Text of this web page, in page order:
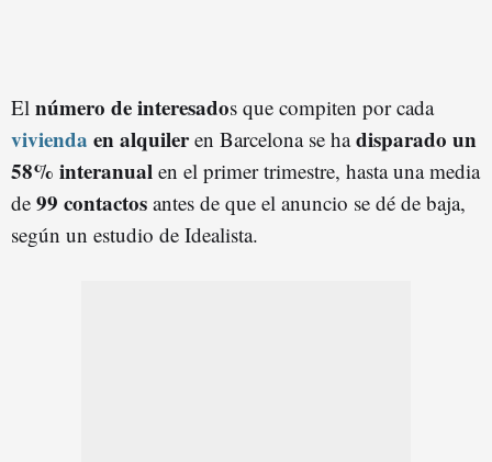
El número de interesados que compiten por cada
vivienda en alquileren Barcelona se hadisparado un
58% interanual en el primer trimestre, hasta una media
de 99 contactos antes de que el anuncio se dé de baja,
según un estudio de Idealista.